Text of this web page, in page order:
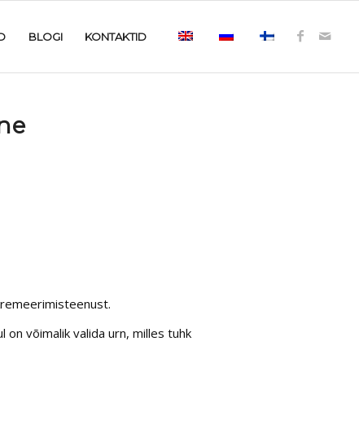
BLOGI KONTAKTID
on võimalik valida urn, milles tuhk